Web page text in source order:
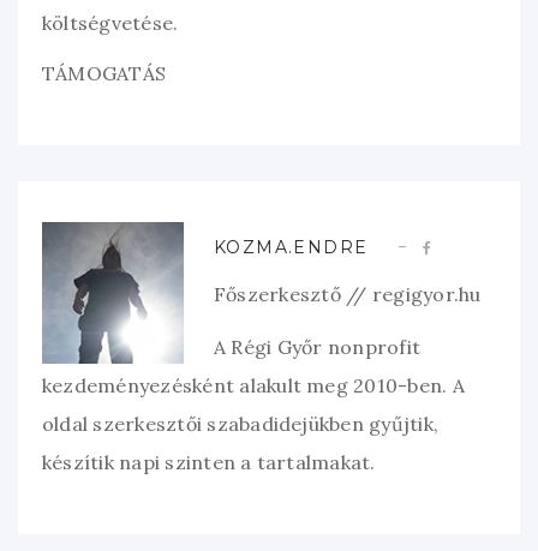
költségvetése.
TÁMOGATÁS
KOZMA.ENDRE
Főszerkesztő // regigyor.hu
A Régi Győr nonprofit
kezdeményezésként alakult meg 2010-ben. A
oldal szerkesztői szabadidejükben gyűjtik,
készítik napi szinten a tartalmakat.